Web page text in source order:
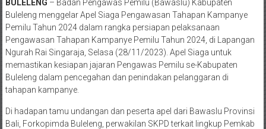
BULELENG – Badan Pengawas Pemilu (Bawaslu) Kabupaten
Buleleng menggelar Apel Siaga Pengawasan Tahapan Kampanye
Pemilu Tahun 2024 dalam rangka persiapan pelaksanaan
Pengawasan Tahapan Kampanye Pemilu Tahun 2024, di Lapangan
Ngurah Rai Singaraja, Selasa (28/11/2023). Apel Siaga untuk
memastikan kesiapan jajaran Pengawas Pemilu se-Kabupaten
Buleleng dalam pencegahan dan penindakan pelanggaran di
tahapan kampanye.
Di hadapan tamu undangan dan peserta apel dari Bawaslu Provinsi
Bali, Forkopimda Buleleng, perwakilan SKPD terkait lingkup Pemkab